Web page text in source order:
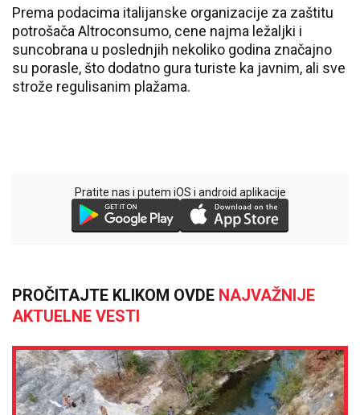
Prema podacima italijanske organizacije za zaštitu
potrošača Altroconsumo, cene najma ležaljki i
suncobrana u poslednjih nekoliko godina značajno
su porasle, što dodatno gura turiste ka javnim, ali sve
strože regulisanim plažama.
Pratite nas i putem iOS i android aplikacije
PROČITAJTE KLIKOM OVDE NAJVAŽNIJE
AKTUELNE VESTI